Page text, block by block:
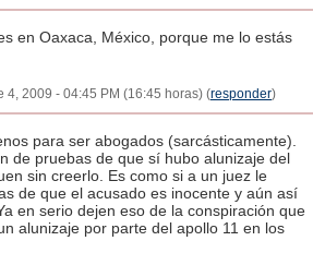
en Oaxaca, México, porque me lo estás
4, 2009 - 04:45 PM (16:45 horas) (responder)
para ser abogados (sarcásticamente).
de pruebas de que sí hubo alunizaje del
sin creerlo. Es como si a un juez le
de que el acusado es inocente y aún así
en serio dejen eso de la conspiración que
alunizaje por parte del apollo 11 en los